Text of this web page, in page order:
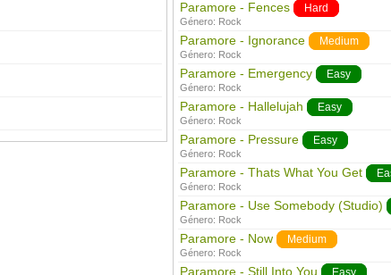
Paramore - Fences Hard
Género: Rock
Paramore - Ignorance Medium
Género: Rock
Paramore - Emergency Easy
Género: Rock
Paramore - Hallelujah Easy
Género: Rock
Paramore - Pressure Easy
Género: Rock
Paramore - Thats What You Get
Género: Rock
Paramore - Use Somebody (Studio)
Género: Rock
Paramore - Now Medium
Género: Rock
Paramore - Still Into You Easy